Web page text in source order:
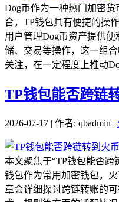
Dog币作为一种热门加密货
合，TP钱包具有便捷的操
用户管理Dog币资产提供
储、交易等操作，这一组
关注，在一定程度上推动
TP钱包能否跨链
2026-07-17 | 作者: qbadmin |
本文聚焦于“TP钱包能否跨
钱包作为常用加密钱包，
章会详细探讨跨链转账的